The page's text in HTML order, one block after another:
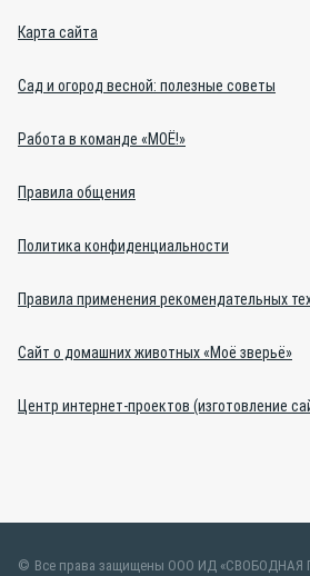
Карта сайта
Сад и огород весной: полезные советы
Работа в команде «МОЁ!»
Правила общения
Политика конфиденциальности
Правила применения рекомендательных
Сайт о домашних животных «Моё зверьё»
Центр интернет-проектов (изготовление
Все права защищены ООО ИД «СВОБОДНАЯ